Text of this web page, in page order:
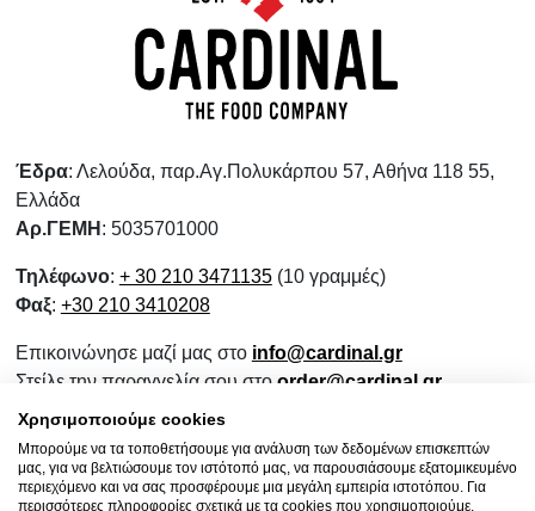
Έδρα: Λελούδα, παρ.Αγ.Πολυκάρπου 57, Αθήνα 118 55,
Ελλάδα
Αρ.ΓΕΜΗ : 5035701000
Τηλέφωνο: + 30 210 3471135(10 γραμμές)
Φαξ: +30 210 3410208
Επικοινώνησε μαζί μας στο info@cardinal.gr
Στείλε την παραγγελία σου στο order@cardinal.gr
Για αγορές λιανικής
www.wokshop.gr
Όροι Χρήσης
Πολιτική Προστασίας Προσωπικών Δεδομένων
Χρησιμοποιούμε cookies
Μπορούμε να τα τοποθετήσουμε για ανάλυση των δεδομένων επισκεπτών
μας, για να βελτιώσουμε τον ιστότοπό μας, να παρουσιάσουμε εξατομικευμένο
περιεχόμενο και να σας προσφέρουμε μια μεγάλη εμπειρία ιστοτόπου. Για
περισσότερες πληροφορίες σχετικά με τα cookies που χρησιμοποιούμε,